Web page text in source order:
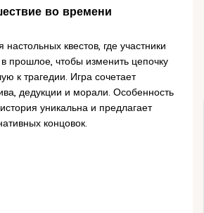
во времени
квестов, где участники
прошлое, чтобы изменить цепочку
к трагедии. Игра сочетает
дедукции и морали. Особенность
уникальна и предлагает
концовок.